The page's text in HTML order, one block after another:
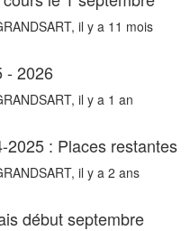
il y a 11 mois
- 2026
il y a 1 an
2025 : Places restantes
il y a 2 ans
début septembre